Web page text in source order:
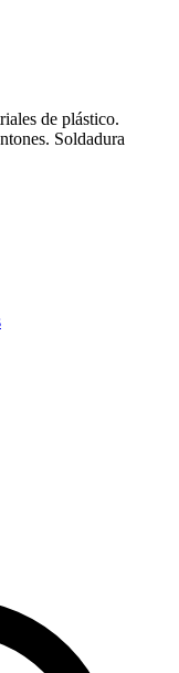
de plástico.
Soldadura